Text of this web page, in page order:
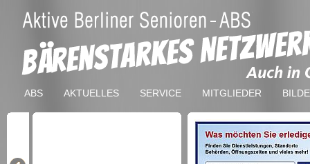
ABS AKTUELLES SERVICE MITGLIEDER